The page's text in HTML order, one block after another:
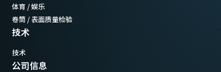
体育 / 娱乐
卷筒 / 表面质量检验
技术
技术
公司信息